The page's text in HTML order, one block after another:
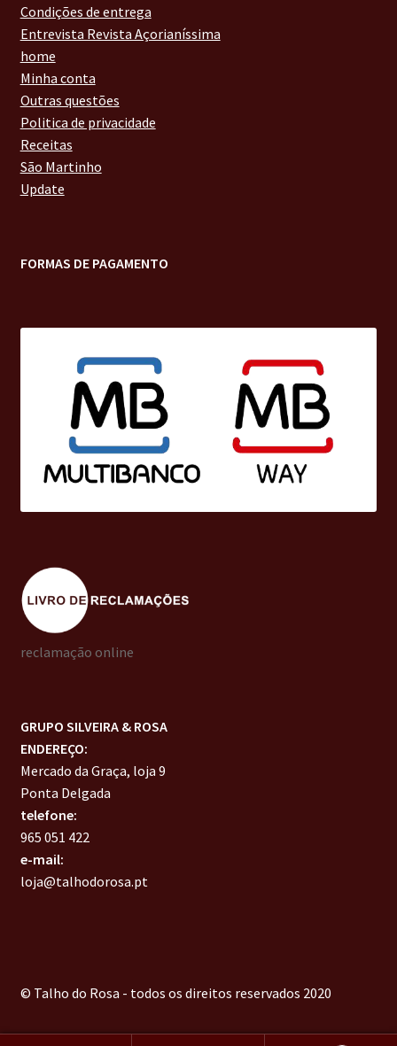
Condições de entrega
Entrevista Revista Açorianíssima
home
Minha conta
Outras questões
Politica de privacidade
Receitas
São Martinho
Update
FORMAS DE PAGAMENTO
reclamação online
GRUPO SILVEIRA & ROSA
ENDEREÇO:
Mercado da Graça, loja 9
Ponta Delgada
telefone:
965 051 422
e-mail:
loja@talhodorosa.pt
© Talho do Rosa - todos os direitos reservados 2020